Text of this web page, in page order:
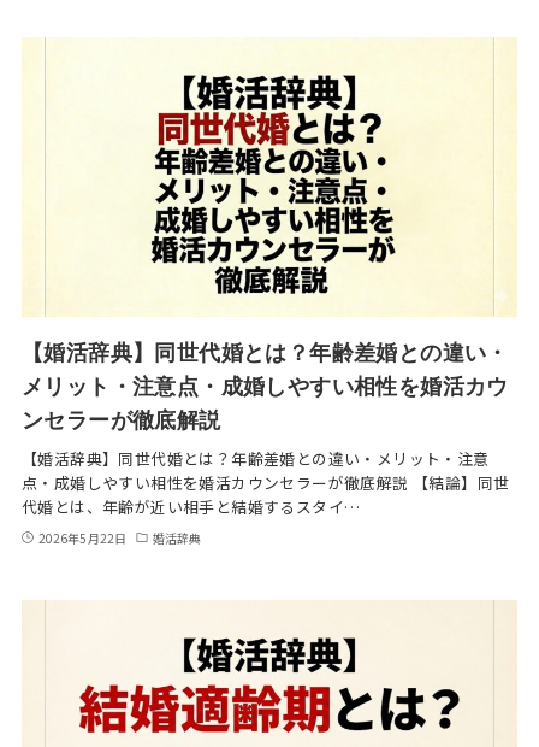
【婚活辞典】同世代婚とは？年齢差婚との違い・
メリット・注意点・成婚しやすい相性を婚活カウ
ンセラーが徹底解説
【婚活辞典】同世代婚とは？年齢差婚との違い・メリット・注意
点・成婚しやすい相性を婚活カウンセラーが徹底解説 【結論】同世
代婚とは、年齢が近い相手と結婚するスタイ…
2026年5月22日 婚活辞典